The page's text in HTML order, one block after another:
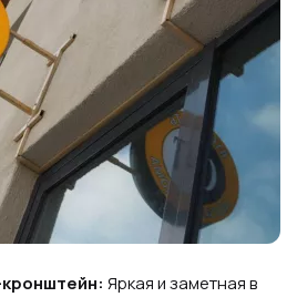
Яркая и заметная в